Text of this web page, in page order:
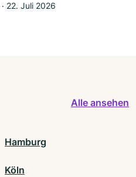
‧ 22. Juli 2026
Alle ansehen
Hamburg
Köln